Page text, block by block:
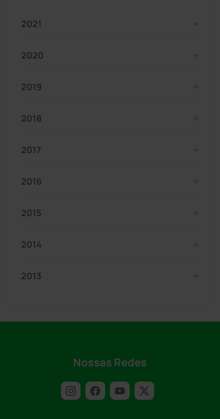
2021
2020
2019
2018
2017
2016
2015
2014
2013
Nossas Redes